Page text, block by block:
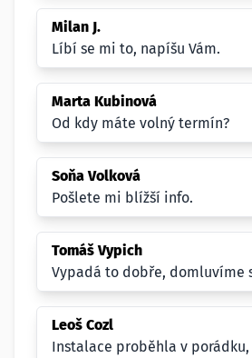
Milan J.
Líbí se mi to, napíšu Vám.
Marta Kubinová
Od kdy máte volný termín?
Soňa Volková
Pošlete mi blížší info.
Tomáš Vypich
Vypadá to dobře, domluvíme
Leoš Cozl
Instalace proběhla v